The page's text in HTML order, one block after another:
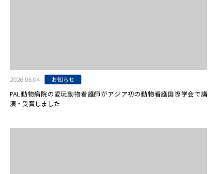
2026.06.04 お知らせ
PAL動物病院の愛玩動物看護師がアジア初の動物看護国際学会で講
演・受賞しました